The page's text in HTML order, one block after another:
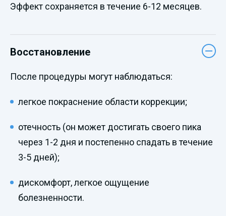
Эффект сохраняется в течение 6-12 месяцев.
Восстановление
После процедуры могут наблюдаться:
легкое покраснение области коррекции;
отечность (он может достигать своего пика
через 1-2 дня и постепенно спадать в течение
3-5 дней);
дискомфорт, легкое ощущение
болезненности.